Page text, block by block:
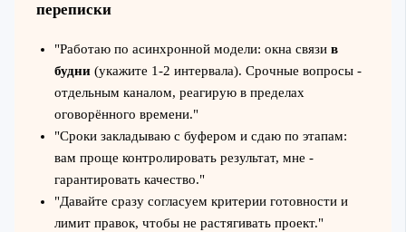
переписки
"Работаю по асинхронной модели: окна связи в
будни(укажите 1-2 интервала). Срочные вопросы -
отдельным каналом, реагирую в пределах
оговорённого времени."
"Сроки закладываю с буфером и сдаю по этапам:
вам проще контролировать результат, мне -
гарантировать качество."
"Давайте сразу согласуем критерии готовности и
лимит правок, чтобы не растягивать проект."